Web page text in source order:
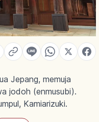
Jepang, memuja
jodoh (enmusubi).
Kamiarizuki.